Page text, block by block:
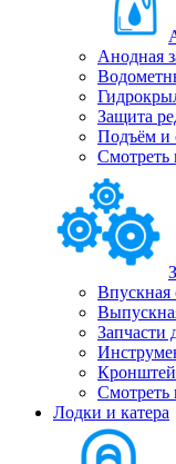
Анодная
Защита
Подъём и
Смотреть
Впускная
Запчасти
Смотреть
Лодки и катера